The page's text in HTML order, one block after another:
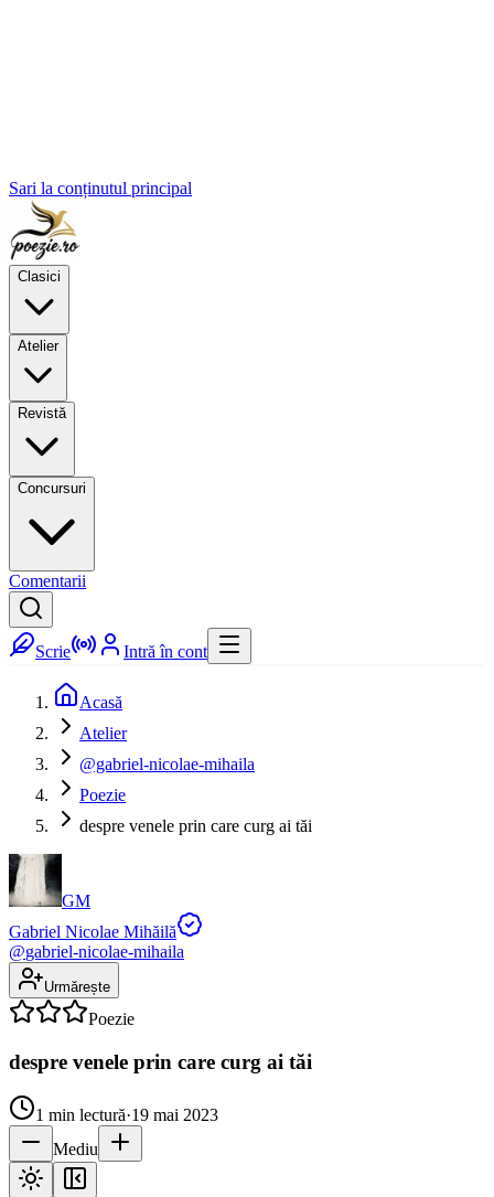
Sari la conținutul principal
Clasici
Atelier
Revistă
Concursuri
Comentarii
Scrie Intră în cont
Acasă
Atelier
@gabriel-nicolae-mihaila
Poezie
despre venele prin care curg ai tăi
GM
Gabriel Nicolae Mihăilă
@gabriel-nicolae-mihaila
Urmărește
Poezie
despre venele prin care curg ai tăi
1 min lectură·19 mai 2023
Mediu